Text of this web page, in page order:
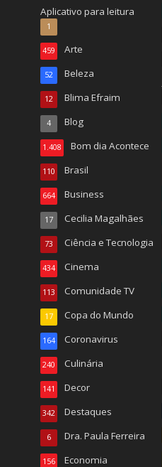
Aplicativo para leitura
1
Arte
459
Beleza
52
Blima Efraim
12
Blog
4
Bom dia Acontece
1.408
Brasil
110
Business
664
Cecilia Magalhães
17
Ciência e Tecnologia
73
Cinema
434
Comunidade TV
113
Copa do Mundo
17
Coronavirus
164
Culinária
240
Decor
141
Destaques
342
Dra. Paula Ferreira
6
Economia
156